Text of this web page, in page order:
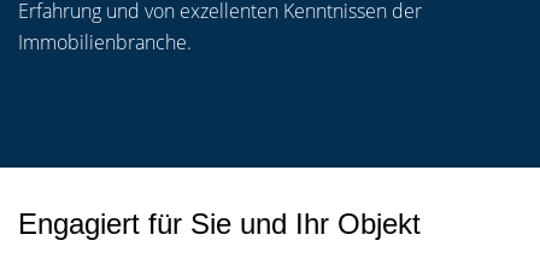
Erfahrung und von exzellenten Kenntnissen der
Immobilienbranche.
Engagiert für Sie und Ihr Objekt